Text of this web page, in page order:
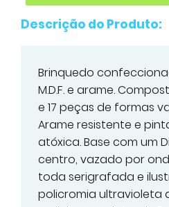
Descrição do Produto:
Brinquedo
M.D.F. e arame.
e 17 peças de formas
Arame resistente e
atóxica. Base com um
centro, vazado por
toda serigrafada e
policromia ultravioleta